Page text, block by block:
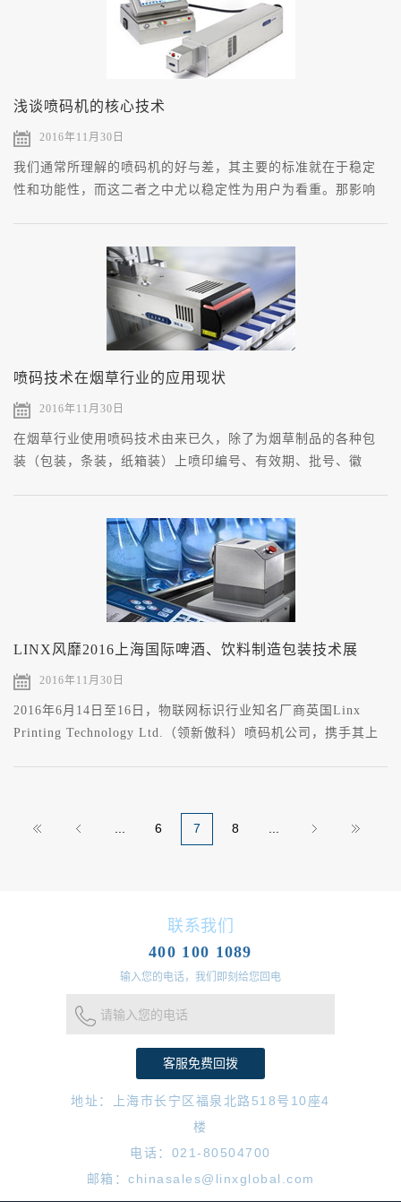
息二维码等必要信息，不得向观众出售非正规电影票，包括手
工票及经手工涂改或票面必要信息打印不完整的电影票。”
浅谈喷码机的核心技术
2016年11月30日
我们通常所理解的喷码机的好与差，其主要的标准就在于稳定
性和功能性，而这二者之中尤以稳定性为用户为看重。那影响
的工作方式是电场偏转式连续喷印，因此从广义来说涉及这方
面的控制技术都可被认为是核心技术，主要包含以下几个方
喷码技术在烟草行业的应用现状
2016年11月30日
在烟草行业使用喷码技术由来已久，除了为烟草制品的各种包
装（包装，条装，纸箱装）上喷印编号、有效期、批号、徽
种需求的标识解决方案。
LINX风靡2016上海国际啤酒、饮料制造包装技术展
2016年11月30日
2016年6月14日至16日，物联网标识行业知名厂商英国Linx
Printing Technology Ltd.（领新傲科）喷码机公司，携手其上
6 7 8
联系我们
400 100 1089
输入您的电话，我们即刻给您回电
请输入您的电话
地址：上海市长宁区福泉北路518号10座4
楼
电话：021-80504700
邮箱：chinasales@linxglobal.com